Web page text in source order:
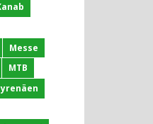
Messe
MTB